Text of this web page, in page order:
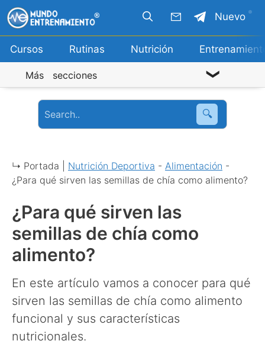
Saltar
al
contenido
Cursos Rutinas Nutrición
Nuevo
Más secciones
🔍
↳ Portada | Nutrición Deportiva - Alimentación -
¿Para qué sirven las semillas de chía como alimento?
¿Para qué sirven las
semillas de chía como
alimento?
En este artículo vamos a conocer para qué
sirven las semillas de chía como alimento
funcional y sus características
nutricionales.